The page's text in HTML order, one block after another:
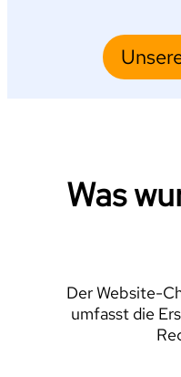
Was
Der Website-
umfasst die